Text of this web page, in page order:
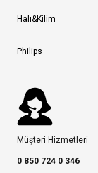
Halı&Kilim
Philips
Müşteri Hizmetleri
0 850 724 0 346